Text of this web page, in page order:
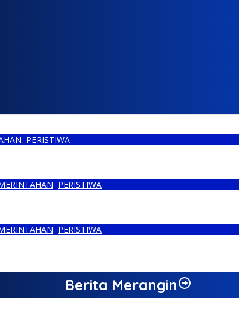
, PERISTIWA
, PERISTIWA
, PERISTIWA
Berita Merangin